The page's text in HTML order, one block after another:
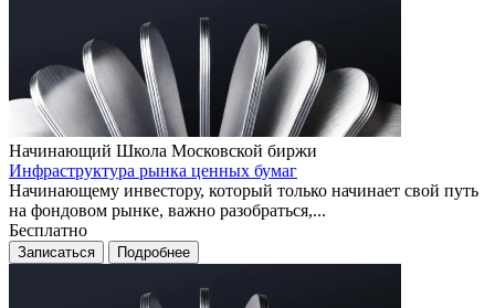
Начинающий Школа Московской биржи
Инфраструктура рынка ценных бумаг
Начинающему инвестору, который только начинает свой путь
на фондовом рынке, важно разобраться,...
Бесплатно
Записаться Подробнее